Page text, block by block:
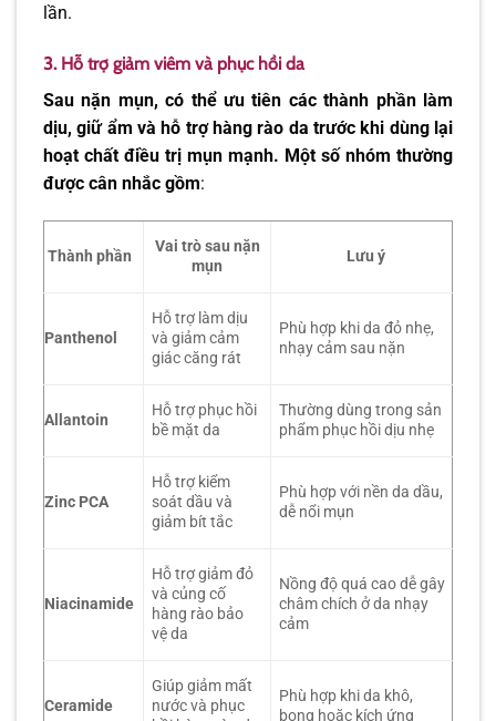
lần.
3. Hỗ trợ giảm viêm và phục hồi da
Sau nặn mụn, có thể ưu tiên các thành phần làm
dịu, giữ ẩm và hỗ trợ hàng rào da trước khi dùng lại
hoạt chất điều trị mụn mạnh. Một số nhóm thường
được cân nhắc gồm:
Thành phần
Vai trò sau nặn
mụn
Lưu ý
Panthenol
Hỗ trợ làm dịu
và giảm cảm
giác căng rát
Phù hợp khi da đỏ nhẹ,
nhạy cảm sau nặn
Allantoin
Hỗ trợ phục hồi
bề mặt da
Thường dùng trong sản
phẩm phục hồi dịu nhẹ
Zinc PCA
Hỗ trợ kiểm
soát dầu và
giảm bít tắc
Phù hợp với nền da dầu,
dễ nổi mụn
Niacinamide
Hỗ trợ giảm đỏ
và củng cố
hàng rào bảo
vệ da
Nồng độ quá cao dễ gây
châm chích ở da nhạy
cảm
Ceramide
Giúp giảm mất
nước và phục
Phù hợp khi da khô,
bong hoặc kích ứng